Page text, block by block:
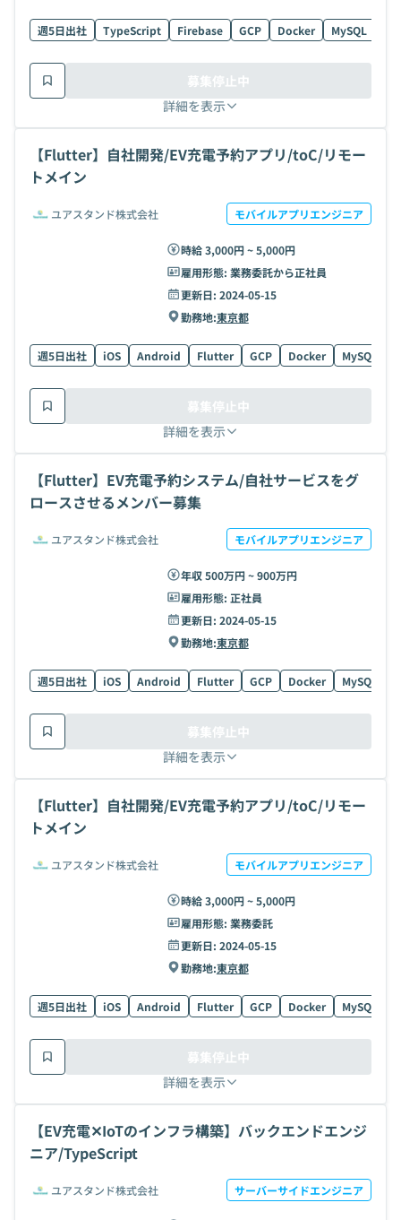
週5日出社 TypeScript Firebase GCP Docker MySQL
詳細を表示
募集停止中
【Flutter】自社開発/EV充電予約アプリ/toC/リモー
トメイン
ユアスタンド株式会社 モバイルアプリエンジニア
時給 3,000円 ~ 5,000円
雇用形態: 業務委託から正社員
更新日: 2024-05-15
勤務地:東京都
週5日出社 iOS Android Flutter GCP Docker MySQL
詳細を表示
募集停止中
【Flutter】EV充電予約システム/自社サービスをグ
ロースさせるメンバー募集
ユアスタンド株式会社 モバイルアプリエンジニア
年収 500万円 ~ 900万円
雇用形態: 正社員
更新日: 2024-05-15
勤務地:東京都
週5日出社 iOS Android Flutter GCP Docker MySQL
詳細を表示
募集停止中
【Flutter】自社開発/EV充電予約アプリ/toC/リモー
トメイン
ユアスタンド株式会社 モバイルアプリエンジニア
時給 3,000円 ~ 5,000円
雇用形態: 業務委託
更新日: 2024-05-15
勤務地:東京都
週5日出社 iOS Android Flutter GCP Docker MySQL
詳細を表示
募集停止中
【EV充電✕IoTのインフラ構築】バックエンドエンジ
ニア/TypeScript
ユアスタンド株式会社 サーバーサイドエンジニア